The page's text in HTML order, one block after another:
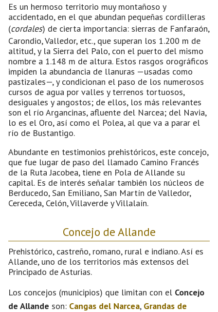
Es un hermoso territorio muy montañoso y
accidentado, en el que abundan pequeñas cordilleras
(cordales) de cierta importancia: sierras de Fanfaraón,
Carondio, Valledor, etc., que superan los 1.200 m de
altitud, y la Sierra del Palo, con el puerto del mismo
nombre a 1.148 m de altura. Estos rasgos orográficos
impiden la abundancia de llanuras —usadas como
pastizales—, y condicionan el paso de los numerosos
cursos de agua por valles y terrenos tortuosos,
desiguales y angostos; de ellos, los más relevantes
son el río Argancinas, afluente del Narcea; del Navia,
lo es el Oro, así como el Polea, al que va a parar el
río de Bustantigo.
Abundante en testimonios prehistóricos, este concejo,
que fue lugar de paso del llamado Camino Francés
de la Ruta Jacobea, tiene en Pola de Allande su
capital. Es de interés señalar también los núcleos de
Berducedo, San Emiliano, San Martín de Valledor,
Cereceda, Celón, Villaverde y Villalaín.
Concejo de Allande
Prehistórico, castreño, romano, rural e indiano. Así es
Allande, uno de los territorios más extensos del
Principado de Asturias.
Los concejos (municipios) que limitan con el Concejo
de Allande son: Cangas del Narcea, Grandas de